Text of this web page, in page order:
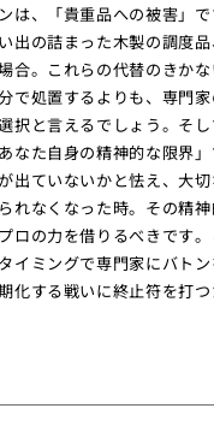
は、「貴重品への被害」
出の詰まった木製の調度
合。これらの代替のきかな
で処置するよりも、専門
択と言えるでしょう。そ
なた自身の精神的な限界
出ていないかと怯え、大
れなくなった時。その精
ロの力を借りるべきです
イミングで専門家にバト
化する戦いに終止符を打